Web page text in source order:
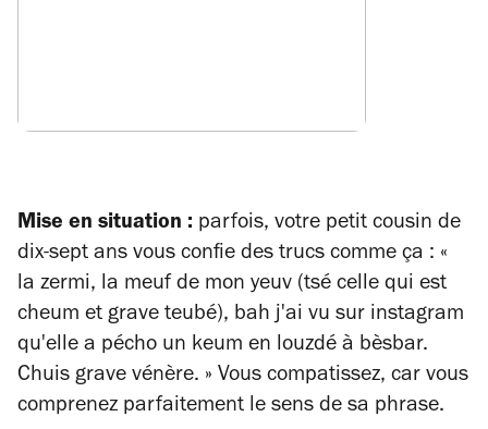
Mise en situation : parfois, votre petit cousin de
dix-sept ans vous confie des trucs comme ça : «
la zermi, la meuf de mon yeuv (tsé celle qui est
cheum et grave teubé), bah j'ai vu sur instagram
qu'elle a pécho un keum en louzdé à bèsbar.
Chuis grave vénère. » Vous compatissez, car vous
comprenez parfaitement le sens de sa phrase.